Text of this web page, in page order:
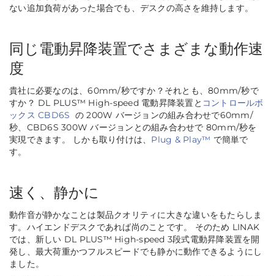
ない追加負荷があった場合でも、デスクの高さを維持します。
同じ電動昇降装置でさまざまな動作速
度
貴社に必要なのは、60mm/秒ですか？それとも、80mm/秒で
すか？ DL PLUS™ High-speed 電動昇降装置と コントロールボ
ックス CBD6S の 200W バージョンの組み合わせで60mm/
秒、CBD6S 300W バージョンとの組み合わせで 80mm/秒を
実現できます。 しかも取り付けは、 Plug & Play™ で簡単で
す。
速く、静かに
動作音が静かなことは製品クオリティに大きな違いをもたらしま
す。ハイエンドデスクであれば尚のことです。 そのため LINAK
では、新しい DL PLUS™ High-speed 3段式電動昇降装置を開
発し、最大荷重かつフルスピードでも静かに動作できるようにし
ました。